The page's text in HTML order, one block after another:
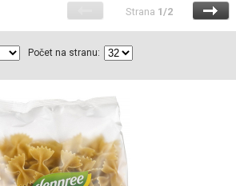
Strana 1/2
Počet na stranu: